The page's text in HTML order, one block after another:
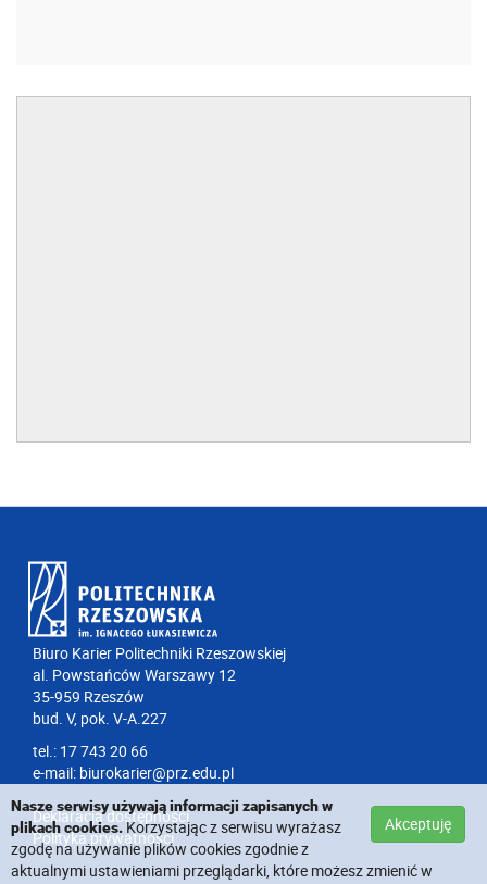
Biuro Karier Politechniki Rzeszowskiej
al. Powstańców Warszawy 12
35-959 Rzeszów
bud. V, pok. V-A.227
tel.: 17 743 20 66
e-mail: biurokarier@prz.edu.pl
Deklaracja dostępności
Polityka prywatności
Akceptuję
Nasze serwisy używają informacji zapisanych w
plikach cookies.Korzystając z serwisu wyrażasz
zgodę na używanie plików cookies zgodnie z
aktualnymi ustawieniami przeglądarki, które możesz zmienić w